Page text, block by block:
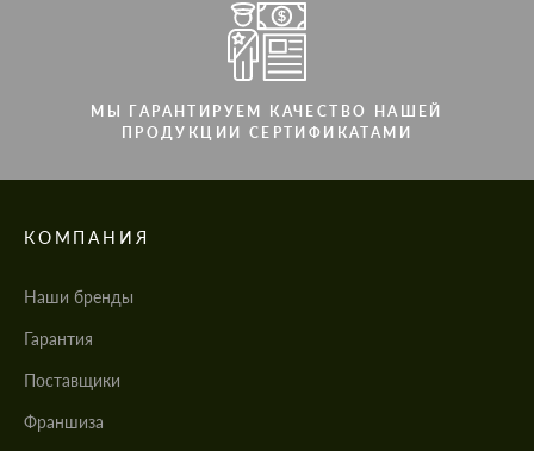
МЫ ГАРАНТИРУЕМ КАЧЕСТВО НАШЕЙ
ПРОДУКЦИИ СЕРТИФИКАТАМИ
КОМПАНИЯ
Наши бренды
Гарантия
Поставщики
Франшиза